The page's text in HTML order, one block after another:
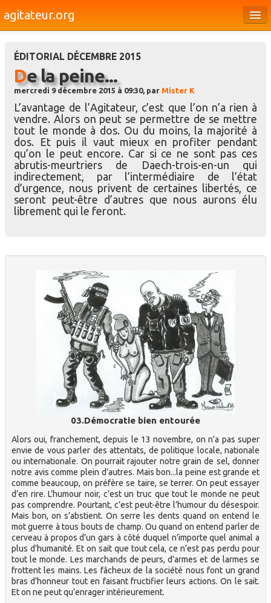
agitateur.org
Bourges & le Cher
Société
Culture
Médias
Dossiers
Brèves
ÉDITORIAL DÉCEMBRE 2015
De la peine...
mercredi 9 décembre 2015 à 09:30, par Mister K
L’avantage de l’Agitateur, c’est que l’on n’a rien à
vendre. Alors on peut se permettre de se mettre
tout le monde à dos. Ou du moins, la majorité à
dos. Et puis il vaut mieux en profiter pendant
qu’on le peut encore. Car si ce ne sont pas ces
abrutis-meurtriers de Daech-trois-en-un qui
indirectement, par l’intermédiaire de l’état
d’urgence, nous privent de certaines libertés, ce
seront peut-être d’autres que nous aurons élu
librement qui le feront.
03.Démocratie bien entourée
Alors oui, franchement, depuis le 13 novembre, on n’a pas super
envie de vous parler des attentats, de politique locale, nationale
ou internationale. On pourrait rajouter notre grain de sel, donner
notre avis comme plein d’autres. Mais bon...la peine est grande et
comme beaucoup, on préfère se taire, se terrer. On peut essayer
d’en rire. L’humour noir, c’est un truc que tout le monde ne peut
pas comprendre. Pourtant, c’est peut-être l’humour du désespoir.
Mais bon, on s’abstient. On serre les dents quand on entend le
mot guerre à tous bouts de champ. Ou quand on entend parler de
cerveau à propos d’un gars à côté duquel n’importe quel animal a
plus d’humanité. Et on sait que tout cela, ce n’est pas perdu pour
tout le monde. Les marchands de peurs, d’armes et de larmes se
frottent les mains. Les fâcheux de la société nous font un grand
bras d’honneur tout en faisant fructifier leurs actions. On le sait.
Et on ne peut qu’enrager intérieurement.